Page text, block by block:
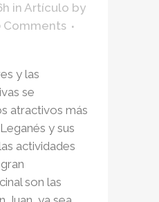
in Artículo by
Comments
y las
se
atractivos más
y sus
actividades
son las